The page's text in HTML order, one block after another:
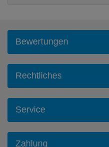
Bewertungen
Rechtliches
Service
Zahlung